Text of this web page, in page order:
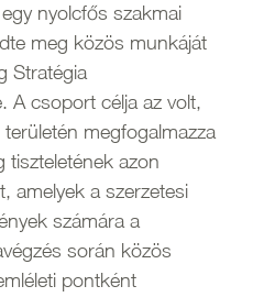
nyolcfős szakmai
meg közös munkáját
Stratégia
A csoport célja az volt,
megfogalmazza
tiszteletének azon
amelyek a szerzetesi
számára a
során közös
pontként